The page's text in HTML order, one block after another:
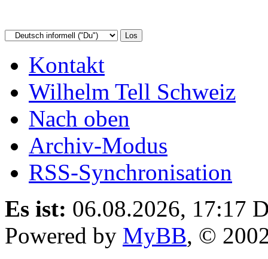
Kontakt
Wilhelm Tell Schweiz
Nach oben
Archiv-Modus
RSS-Synchronisation
Es ist: 06.08.2026, 17:17
Powered by MyBB, ©